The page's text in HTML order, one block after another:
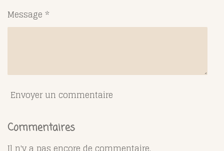
Message *
Envoyer un commentaire
Commentaires